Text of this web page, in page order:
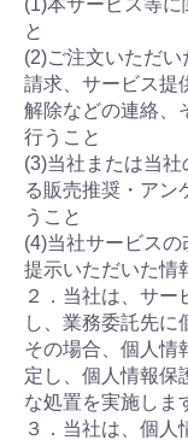
(1)本サービス等
と
(2)ご注文いただい
請求、サービス提
解除などの連絡、
行うこと
(3)当社または当
る販売推奨・アン
うこと
(4)当社サービス
提示いただいた情
２．当社は、サー
し、業務委託先に
その場合、個人情
定し、個人情報保
な処置を実施しま
３．当社は、個人